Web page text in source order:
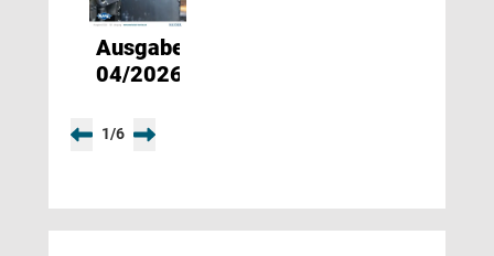
Ausgabe
04/2026
1/6